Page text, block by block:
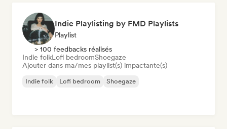
Indie Playlisting by FMD Playlists
Playlist
> 100 feedbacks réalisés
Indie folkLofi bedroomShoegaze
Ajouter dans ma/mes playlist(s) impactante(s)
Indie folk Lofi bedroom Shoegaze